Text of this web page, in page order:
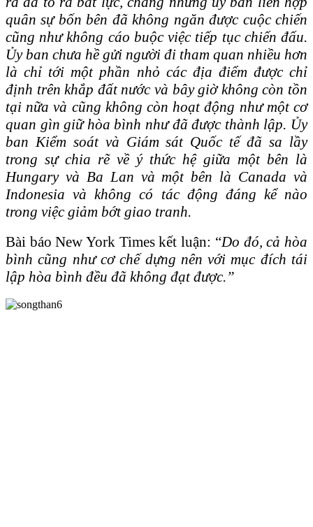
quân sự bốn bên đã không ngăn được cuộc chiến
cũng như không cáo buộc việc tiếp tục chiến đấu.
Ủy ban chưa hề gửi người đi tham quan nhiều hơn
là chỉ tới một phần nhỏ các địa điểm được chỉ
định trên khắp đất nước và bây giờ không còn tồn
tại nữa và cũng không còn hoạt động như một cơ
quan gìn giữ hòa bình như đã được thành lập. Ủy
ban Kiểm soát và Giám sát Quốc tế đã sa lầy
trong sự chia rẽ về ý thức hệ giữa một bên là
Hungary và Ba Lan và một bên là Canada và
Indonesia và không có tác động đáng kể nào
trong việc giảm bớt giao tranh.
Bài báo New York Times kết luận: “Do đó, cả hòa
bình cũng như cơ chế dựng nên với mục đích tái
lập hòa bình đều đã không đạt được.”